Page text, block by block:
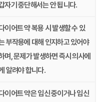
자기 중단해서는 안 됩니다.
이어트 약 복용 시 발생할 수 있
부작용에 대해 인지하고 있어야
며, 문제가 발생하면 즉시 의사에
알려야 합니다.
이어트 약은 임신 중이거나 임신